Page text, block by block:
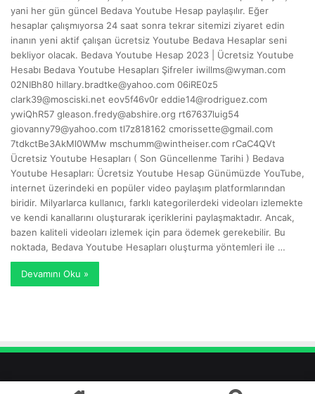
yani her gün güncel Bedava Youtube Hesap paylaşılır. Eğer
hesaplar çalışmıyorsa 24 saat sonra tekrar sitemizi ziyaret edin
inanın yeni aktif çalışan ücretsiz Youtube Bedava Hesaplar seni
bekliyor olacak. Bedava Youtube Hesap 2023 | Ücretsiz Youtube
Hesabı Bedava Youtube Hesapları Şifreler iwillms@wyman.com
02NIBh80 hillary.bradtke@yahoo.com 06iRE0z5
clark39@mosciski.net eov5f46v0r eddie14@rodriguez.com
ywiQhR57 gleason.fredy@abshire.org rt67637luig54
giovanny79@yahoo.com tl7z818162 cmorissette@gmail.com
7tdkctBe3AkMl0WMw mschumm@wintheiser.com rCaC4QVt
Ücretsiz Youtube Hesapları ( Son Güncellenme Tarihi ) Bedava
Youtube Hesapları: Ücretsiz Youtube Hesap Günümüzde YouTube,
internet üzerindeki en popüler video paylaşım platformlarından
biridir. Milyarlarca kullanıcı, farklı kategorilerdeki videoları izlemekte
ve kendi kanallarını oluşturarak içeriklerini paylaşmaktadır. Ancak,
bazen kaliteli videoları izlemek için para ödemek gerekebilir. Bu
noktada, Bedava Youtube Hesapları oluşturma yöntemleri ile …
Devamını Oku »